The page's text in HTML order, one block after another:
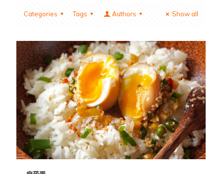
Categories Tags Authors Show all